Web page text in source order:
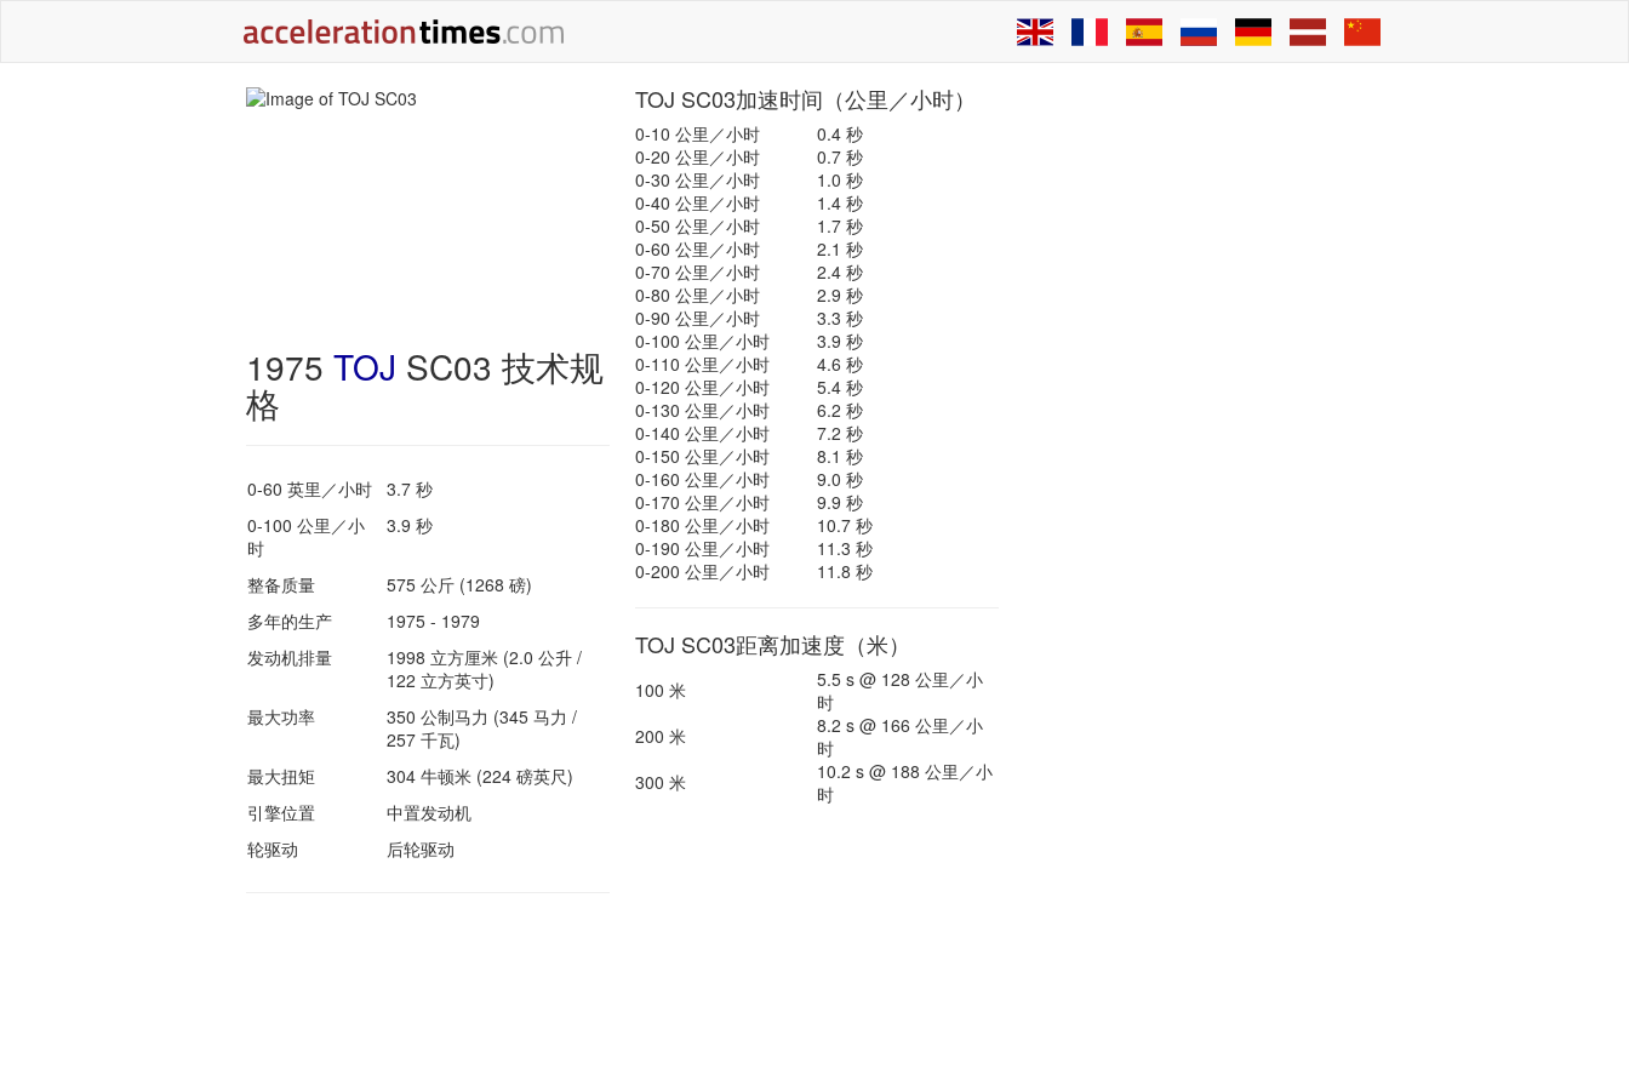
1975 TOJ SC03 技术规
格
0-60 英里／小时
3.7 秒
0-100 公里／小
时
3.9 秒
整备质量
575 公斤 (1268 磅)
多年的生产
1975 - 1979
发动机排量
1998 立方厘米 (2.0 公升 /
122 立方英寸)
最大功率
350 公制马力 (345 马力 /
257 千瓦)
最大扭矩
304 牛顿米 (224 磅英尺)
引擎位置
中置发动机
轮驱动
后轮驱动
TOJ SC03加速时间（公里／小时）
0-10 公里／小时
0.4 秒
0-20 公里／小时
0.7 秒
0-30 公里／小时
1.0 秒
0-40 公里／小时
1.4 秒
0-50 公里／小时
1.7 秒
0-60 公里／小时
2.1 秒
0-70 公里／小时
2.4 秒
0-80 公里／小时
2.9 秒
0-90 公里／小时
3.3 秒
0-100 公里／小时
3.9 秒
0-110 公里／小时
4.6 秒
0-120 公里／小时
5.4 秒
0-130 公里／小时
6.2 秒
0-140 公里／小时
7.2 秒
0-150 公里／小时
8.1 秒
0-160 公里／小时
9.0 秒
0-170 公里／小时
9.9 秒
0-180 公里／小时
10.7 秒
0-190 公里／小时
11.3 秒
0-200 公里／小时
11.8 秒
TOJ SC03距离加速度（米）
100 米
5.5 s @ 128 公里／小
时
200 米
8.2 s @ 166 公里／小
时
300 米
10.2 s @ 188 公里／小
时